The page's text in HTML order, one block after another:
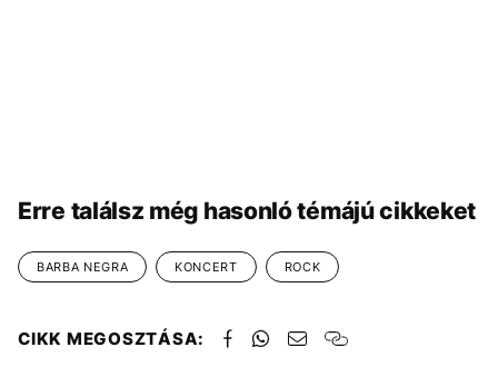
Erre találsz még hasonló témájú cikkeket
BARBA NEGRA KONCERT ROCK
CIKK MEGOSZTÁSA: